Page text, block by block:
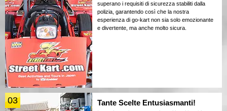
superano i requisiti di sicurezza stabiliti dalla
polizia, garantendo così che la nostra
esperienza di go-kart non sia solo emozionante
e divertente, ma anche molto sicura.
03 Tante Scelte Entusiasmanti!